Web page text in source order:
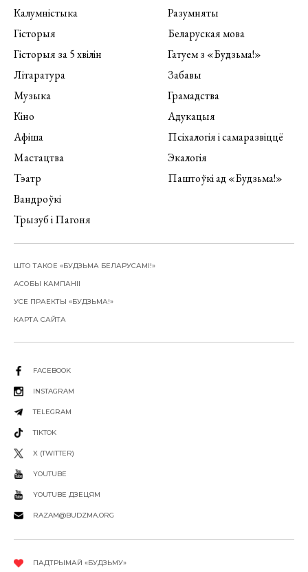
Калумністыка
Гісторыя
Гісторыя за 5 хвілін
Літаратура
Музыка
Кіно
Афіша
Мастацтва
Тэатр
Вандроўкі
Трызуб і Пагоня
Разумняты
Беларуская мова
Гатуем з «Будзьма!»
Забавы
Грамадства
Адукацыя
Псіхалогія і самаразвіццё
Экалогія
Паштоўкі ад «Будзьма!»
ШТО ТАКОЕ «БУДЗЬМА БЕЛАРУСАМІ!»
АСОБЫ КАМПАНІІ
УСЕ ПРАЕКТЫ «БУДЗЬМА!»
КАРТА САЙТА
FACEBOOK
INSTAGRAM
TELEGRAM
TIKTOK
X (TWITTER)
YOUTUBE
YOUTUBE ДЗЕЦЯМ
RAZAM@BUDZMA.ORG
ПАДТРЫМАЙ «БУДЗЬМУ»